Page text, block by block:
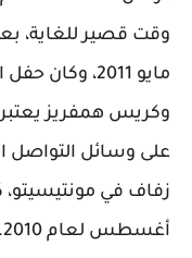
وقت قصير للغاية،
مايو 2011،
وكريس همفريز
على وسائل التواصل
زفاف في مونتيسيتو،
أغسطس لعام 2010.